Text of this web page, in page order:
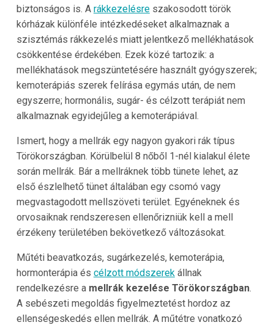
biztonságos is. A rákkezelésreszakosodott török
kórházak különféle intézkedéseket alkalmaznak a
szisztémás rákkezelés miatt jelentkező mellékhatások
csökkentése érdekében. Ezek közé tartozik: a
mellékhatások megszüntetésére használt gyógyszerek;
kemoterápiás szerek felírása egymás után, de nem
egyszerre; hormonális, sugár- és célzott terápiát nem
alkalmaznak egyidejűleg a kemoterápiával.
Ismert, hogy a mellrák egy nagyon gyakori rák típus
Törökországban. Körülbelül 8 nőből 1-nél kialakul élete
során mellrák. Bár a mellráknek több tünete lehet, az
első észlelhető tünet általában egy csomó vagy
megvastagodott mellszöveti terület. Egyéneknek és
orvosaiknak rendszeresen ellenőrizniük kell a mell
érzékeny területében bekövetkező változásokat.
Műtéti beavatkozás, sugárkezelés, kemoterápia,
hormonterápia és célzott módszerek állnak
rendelkezésre a mellrák kezelése Törökországban.
A sebészeti megoldás figyelmeztetést hordoz az
ellenségeskedés ellen mellrák. A műtétre vonatkozó